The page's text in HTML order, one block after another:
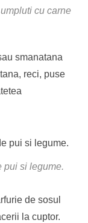
cu carne
smanatana
reci, puse
pui si legume.
de sosul
la cuptor.